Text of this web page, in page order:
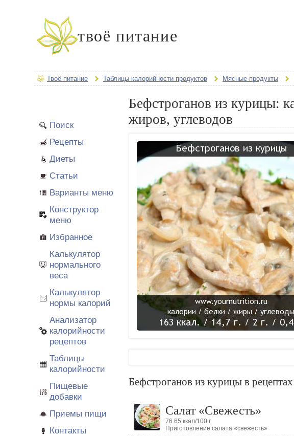
твоё питание
Твоё питание Таблицы калорийности продуктов Мясные продукты
Поиск
Рецепты
Диеты
Статьи
Варианты меню
Конструктор
меню
Избранное
Калькулятор
нормального
веса
Калькулятор
нормы калорий
Анализатор
калорийности
рецептов
Таблицы
калорийности
Пищевые
добавки
Приемы пищи
Контакты
Бефстроганов из курицы:
жиров, углеводов
Бефстроганов из курицы в
Салат «Свежесть»
76.65 ккал/100 г.
Приготовление салата «свежесть»